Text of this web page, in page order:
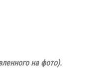
на фото).